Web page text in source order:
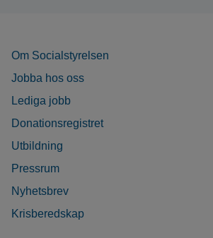
Om Socialstyrelsen
Jobba hos oss
Lediga jobb
Donationsregistret
Utbildning
Pressrum
Nyhetsbrev
Krisberedskap